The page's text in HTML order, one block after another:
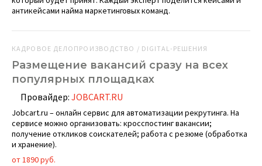
антикейсами найма маркетинговых команд.
КАДРОВОЕ ДЕЛОПРОИЗВОДСТВО / DIGITAL-РЕШЕНИЯ
Размещение вакансий сразу на всех
популярных площадках
Провайдер: JOBCART.RU
Jobcart.ru – онлайн сервис для автоматизации рекрутинга. На
сервисе можно организовать: кросспостинг вакансии;
получение откликов соискателей; работа с резюме (обработка
и хранение).
от 1890 руб.